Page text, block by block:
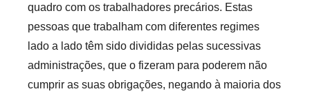
quadro com os trabalhadores precários. Estas
pessoas que trabalham com diferentes regimes
lado a lado têm sido divididas pelas sucessivas
administrações, que o fizeram para poderem não
cumprir as suas obrigações, negando à maioria dos